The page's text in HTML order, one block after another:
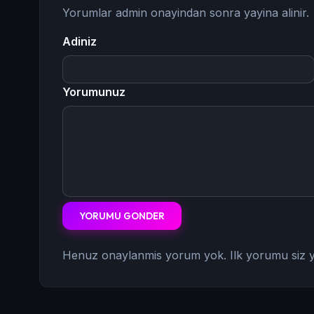
Yorumlar admin onayindan sonra yayina alinir.
Adiniz
Yorumunuz
YORUMU GONDER
Henuz onaylanmis yorum yok. Ilk yorumu siz